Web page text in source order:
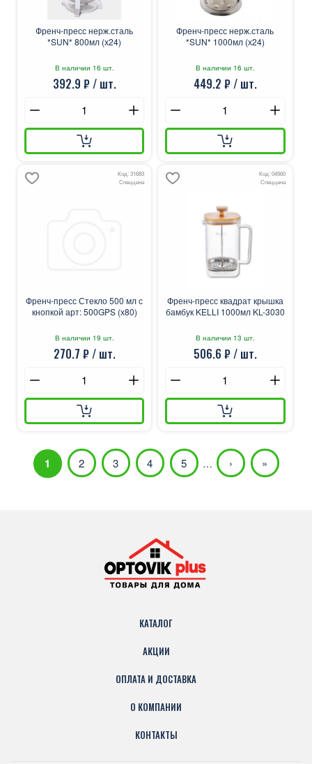
Френч-пресс нерж.сталь
*SUN* 800мл (х24)
В наличии 16 шт.
392.9 ₽ / шт.
Френч-пресс нерж.сталь
*SUN* 1000мл (х24)
В наличии 16 шт.
449.2 ₽ / шт.
Код: 31683
Спеццена
Френч-пресс Стекло 500 мл с
кнопкой арт: 500GPS (х80)
В наличии 19 шт.
270.7 ₽ / шт.
Код: 04560
Спеццена
Френч-пресс квадрат крышка
бамбук KELLI 1000мл KL-3030
В наличии 13 шт.
506.6 ₽ / шт.
1 2 3 4 5 … › »
КАТАЛОГ
АКЦИИ
ОПЛАТА И ДОСТАВКА
О КОМПАНИИ
КОНТАКТЫ